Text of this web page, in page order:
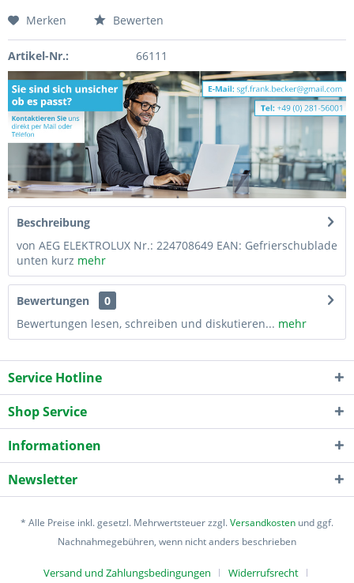
Merken Bewerten
Artikel-Nr.: 66111
Beschreibung
von AEG ELEKTROLUX Nr.: 224708649 EAN: Gefrierschublade
unten kurz mehr
Bewertungen
0
Bewertungen lesen, schreiben und diskutieren... mehr
Service Hotline
Shop Service
Informationen
Newsletter
* Alle Preise inkl. gesetzl. Mehrwertsteuer zzgl.Versandkosten und ggf.
Nachnahmegebühren, wenn nicht anders beschrieben
Versand und Zahlungsbedingungen Widerrufsrecht